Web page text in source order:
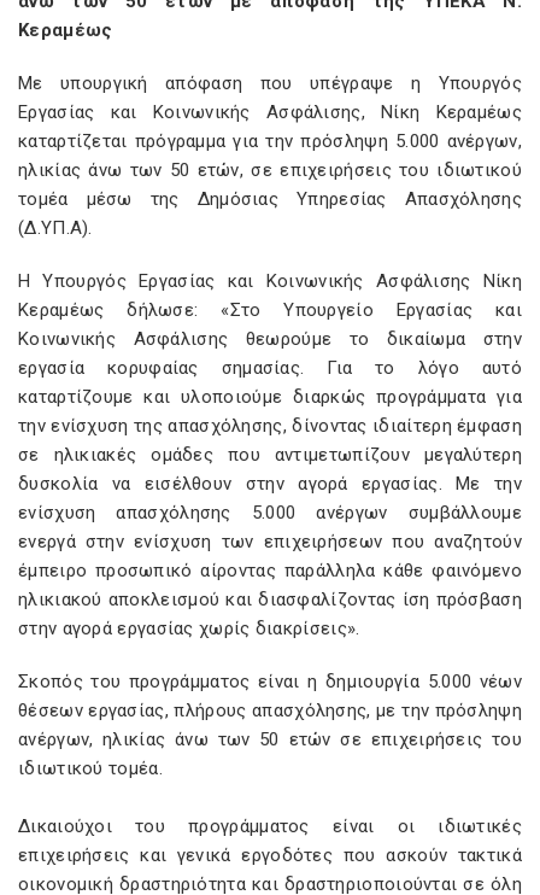
Κεραμέως
Με υπουργική απόφαση που υπέγραψε η Υπουργός
Εργασίας και Κοινωνικής Ασφάλισης, Νίκη Κεραμέως
καταρτίζεται πρόγραμμα για την πρόσληψη 5.000 ανέργων,
ηλικίας άνω των 50 ετών, σε επιχειρήσεις του ιδιωτικού
τομέα μέσω της Δημόσιας Υπηρεσίας Απασχόλησης
(Δ.ΥΠ.Α).
Η Υπουργός Εργασίας και Κοινωνικής Ασφάλισης Νίκη
Κεραμέως δήλωσε: «Στο Υπουργείο Εργασίας και
Κοινωνικής Ασφάλισης θεωρούμε το δικαίωμα στην
εργασία κορυφαίας σημασίας. Για το λόγο αυτό
καταρτίζουμε και υλοποιούμε διαρκώς προγράμματα για
την ενίσχυση της απασχόλησης, δίνοντας ιδιαίτερη έμφαση
σε ηλικιακές ομάδες που αντιμετωπίζουν μεγαλύτερη
δυσκολία να εισέλθουν στην αγορά εργασίας. Με την
ενίσχυση απασχόλησης 5.000 ανέργων συμβάλλουμε
ενεργά στην ενίσχυση των επιχειρήσεων που αναζητούν
έμπειρο προσωπικό αίροντας παράλληλα κάθε φαινόμενο
ηλικιακού αποκλεισμού και διασφαλίζοντας ίση πρόσβαση
στην αγορά εργασίας χωρίς διακρίσεις».
Σκοπός του προγράμματος είναι η δημιουργία 5.000 νέων
θέσεων εργασίας, πλήρους απασχόλησης, με την πρόσληψη
ανέργων, ηλικίας άνω των 50 ετών σε επιχειρήσεις του
ιδιωτικού τομέα.
Δικαιούχοι του προγράμματος είναι οι ιδιωτικές
επιχειρήσεις και γενικά εργοδότες που ασκούν τακτικά
οικονομική δραστηριότητα και δραστηριοποιούνται σε όλη